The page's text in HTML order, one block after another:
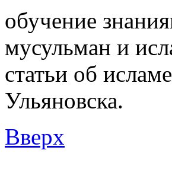
обучение
мусульман и
статьи об
Ульяновска.
Вверх